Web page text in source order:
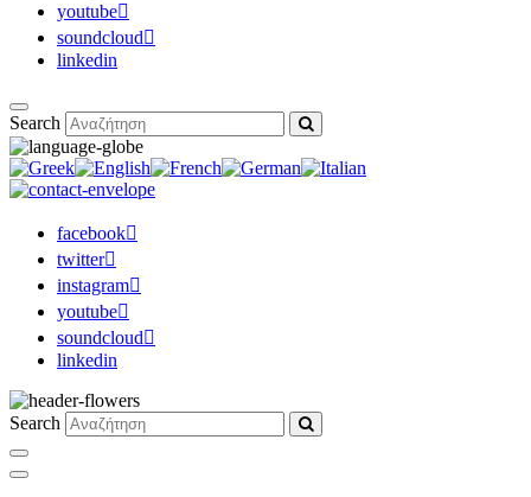
youtube
soundcloud
linkedin
Search
facebook
twitter
instagram
youtube
soundcloud
linkedin
Search